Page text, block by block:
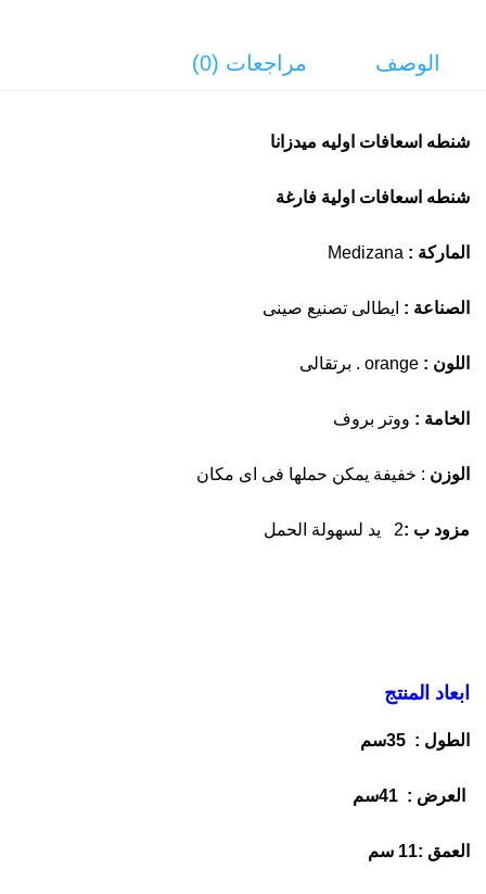
الوصف مراجعات (0)
شنطه اسعافات اوليه ميدزانا
شنطه اسعافات اولية فارغة
الماركة :
الصناعة : ايطالى تصنيع صينى
اللون :
الخامة : ووتر بروف
الوزن : خفيفة يمكن حملها فى اى مكان
مزود ب :2 يد لسهولة الحمل
ابعاد المنتج
الطول : 35سم
العرض : 41سم
العمق :11 سم